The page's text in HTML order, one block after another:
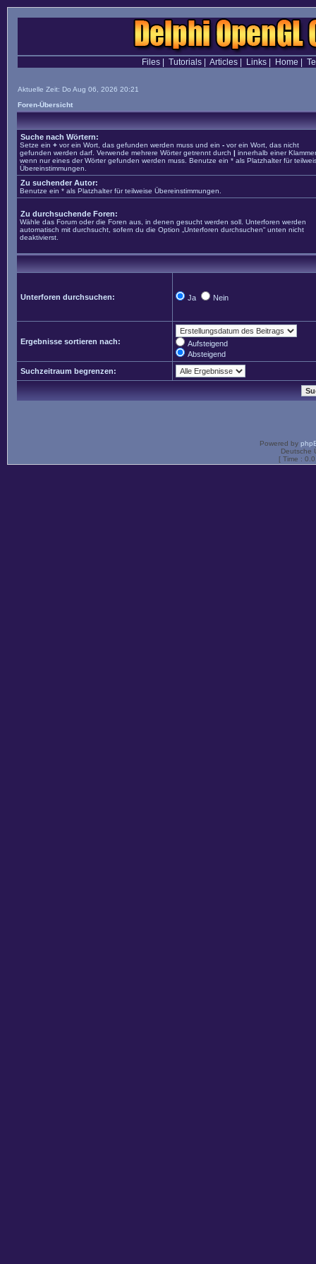
Files| Tutorials| Articles| Links| Home
Aktuelle Zeit: Do Aug 06, 2026 20:21
Foren-Übersicht
Suche nach Wörtern:
Setze ein + vor ein Wort, das gefunden werden muss und ein - vor ein Wort, das nicht
gefunden werden darf. Verwende mehrere Wörter getrennt durch | innerhalb einer
wenn nur eines der Wörter gefunden werden muss. Benutze ein * als Platzhalter für
Übereinstimmungen.
Zu suchender Autor:
Benutze ein * als Platzhalter für teilweise Übereinstimmungen.
Zu durchsuchende Foren:
Wähle das Forum oder die Foren aus, in denen gesucht werden soll. Unterforen werden
automatisch mit durchsucht, sofern du die Option „Unterforen durchsuchen“ unten nicht
deaktivierst.
Unterforen durchsuchen: Ja Nein
Ergebnisse sortieren nach:
Aufsteigend
Absteigend
Suchzeitraum begrenzen:
Powered by
Deutsche
[ Time :